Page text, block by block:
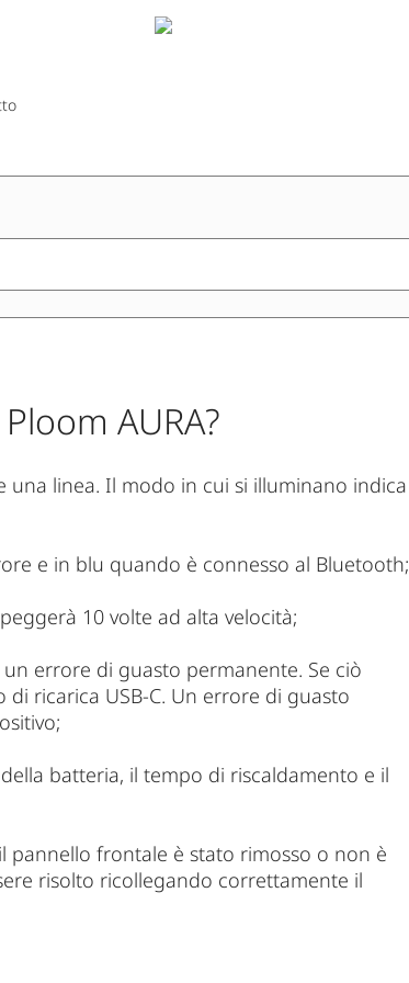
AURA?
una linea. Il modo in cui si illuminano indica
e in blu quando è connesso al Bluetooth;
10 volte ad alta velocità;
errore di guasto permanente. Se ciò
ricarica USB-C. Un errore di guasto
batteria, il tempo di riscaldamento e il
pannello frontale è stato rimosso o non è
risolto ricollegando correttamente il